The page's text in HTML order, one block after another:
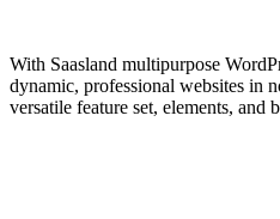
With Saasland multipurpose
dynamic, professional websites in
versatile feature set, elements, and